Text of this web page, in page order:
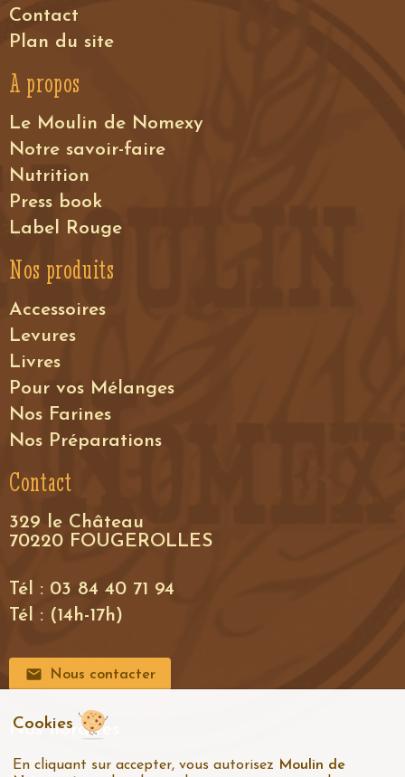
Contact
Plan du site
A propos
Le Moulin de Nomexy
Notre savoir-faire
Nutrition
Press book
Label Rouge
Nos produits
Accessoires
Levures
Livres
Pour vos Mélanges
Nos Farines
Nos Préparations
Contact
329 le Château
70220 FOUGEROLLES
Tél : 03 84 40 71 94
Tél : (14h-17h)
Nous contacter
Nos horaires
Cookies
En cliquant sur accepter, vous autorisez Moulin de